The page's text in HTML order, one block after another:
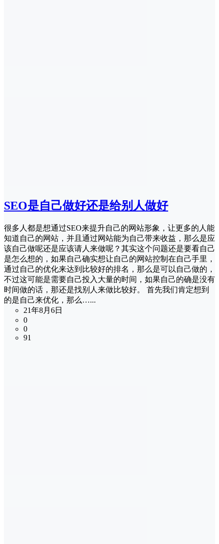
SEO是自己做好还是给别人做好
很多人都是想通过SEO来提升自己的网站形象，让更多的人能
知道自己的网站，并且通过网站能为自己带来收益，那么是应
该自己做呢还是应该请人来做呢？其实这个问题还是要看自己
是怎么想的，如果自己确实想让自己的网站控制在自己手里，
通过自己的优化来达到比较好的排名，那么是可以自己做的，
不过这可能是需要自己投入大量的时间，如果自己的确是没有
时间做的话，那还是找别人来做比较好。 首先我们肯定想到
的是自己来优化，那么…...
21年8月6日
0
0
91